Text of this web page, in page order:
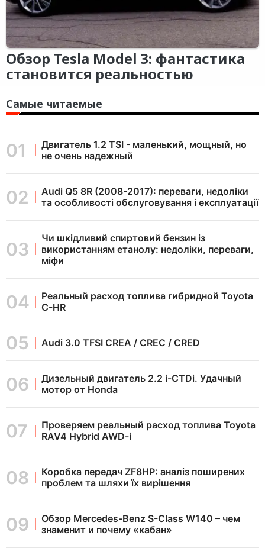
Обзор Tesla Model 3: фантастика
становится реальностью
Самые читаемые
Двигатель 1.2 TSI - маленький, мощный, но
не очень надежный
Audi Q5 8R (2008-2017): переваги, недоліки
та особливості обслуговування і експлуатації
Чи шкідливий спиртовий бензин із
використанням етанолу: недоліки, переваги,
міфи
Реальный расход топлива гибридной Toyota
C-HR
Audi 3.0 TFSI CREA / CREC / CRED
Дизельный двигатель 2.2 i-CTDi. Удачный
мотор от Honda
Проверяем реальный расход топлива Toyota
RAV4 Hybrid AWD-i
Коробка передач ZF8HP: аналіз поширених
проблем та шляхи їх вирішення
Обзор Mercedes-Benz S-Class W140 – чем
знаменит и почему «кабан»